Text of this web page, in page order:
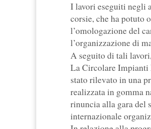
I lavori eseguiti negli
corsie, che ha potuto
l’omologazione del
l’organizzazione di
A seguito di tali
La Circolare Impianti
stato rilevato in una
realizzata in gomma
rinuncia alla gara del
internazionale